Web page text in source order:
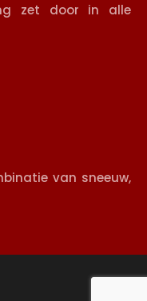
zet door in alle
van sneeuw,